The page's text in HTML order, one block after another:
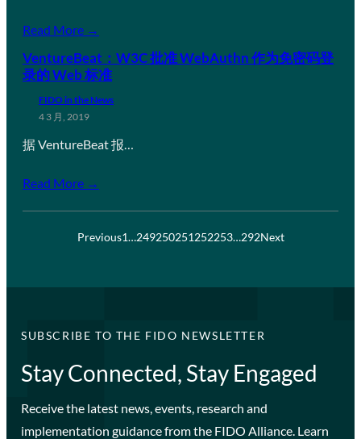
Read More →
VentureBeat：W3C 批准 WebAuthn 作为免密码登
录的 Web 标准
FIDO in the News
4 3 月, 2019
据 VentureBeat 报…
Read More →
Previous1…249250251252253…292Next
SUBSCRIBE TO THE FIDO NEWSLETTER
Stay Connected, Stay Engaged
Receive the latest news, events, research and
implementation guidance from the FIDO Alliance. Learn